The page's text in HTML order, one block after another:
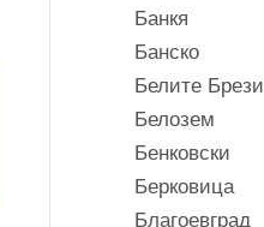
Банкя
Банско
Белите Брези
Белозем
Бенковски
Берковица
Благоевград